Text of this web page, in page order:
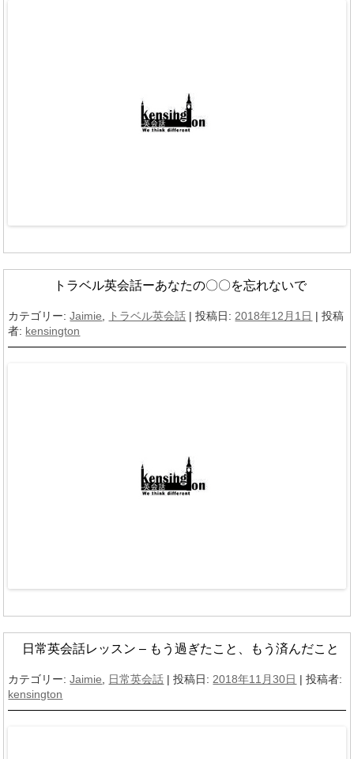
トラベル英会話ーあなたの〇〇を忘れないで
カテゴリー:Jaimie トラベル英会話 | 投稿日: 2018年12月1日 |投稿
者: kensington
日常英会話レッスン – もう過ぎたこと、もう済んだこと
カテゴリー:Jaimie 日常英会話 | 投稿日: 2018年11月30日 |投稿者:
kensington